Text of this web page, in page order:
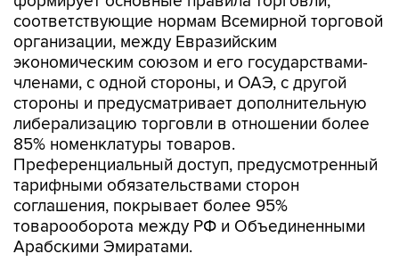
соответствующие нормам Всемирной торговой
организации, между Евразийским
экономическим союзом и его государствами-
членами, с одной стороны, и ОАЭ, с другой
стороны и предусматривает дополнительную
либерализацию торговли в отношении более
85% номенклатуры товаров.
Преференциальный доступ, предусмотренный
тарифными обязательствами сторон
соглашения, покрывает более 95%
товарооборота между РФ и Объединенными
Арабскими Эмиратами.